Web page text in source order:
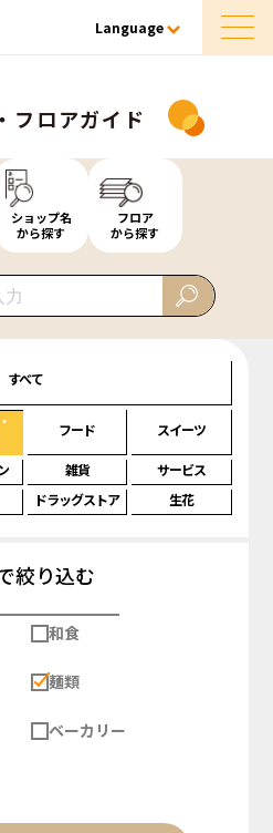
Language
フロアガイド
ショップ名
から探す
フロア
から探す
すべて
フード スイーツ
雑貨
サービス
ドラッグストア 生花
絞り込む
和食
麺類
ベーカリー